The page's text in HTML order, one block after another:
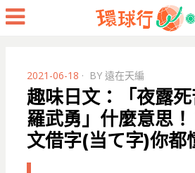
Menu
POSTED
ON
2021-06-18 BY 遠在天編
趣味日文：「夜露
羅武勇」什麼意思
文借字(当て字)你都